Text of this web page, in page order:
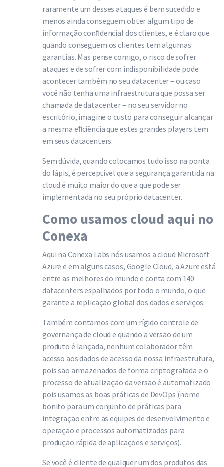
raramente um desses ataques é bem sucedido e
menos ainda conseguem obter algum tipo de
informação conﬁdencial dos clientes, e é claro que
quando conseguem os clientes tem algumas
garantias. Mas pense comigo, o risco de sofrer
ataques e de sofrer com indisponibilidade pode
acontecer também no seu datacenter – ou caso
você não tenha uma infraestrutura que possa ser
chamada de datacenter – no seu servidor no
escritório, imagine o custo para conseguir alcançar
a mesma eﬁciência que estes grandes players tem
em seus datacenters.
Sem dúvida, quando colocamos tudo isso na ponta
do lápis, é perceptível que a segurança garantida na
cloud é muito maior do que a que pode ser
implementada no seu próprio datacenter.
Como usamos cloud aqui no
Conexa
Aqui na Conexa Labs nós usamos a cloud Microsoft
Azure e em alguns casos, Google Cloud, a Azure está
entre as melhores do mundo e conta com 140
datacenters espalhados por todo o mundo, o que
garante a replicação global dos dados e serviços.
Também contamos com um rígido controle de
governança de cloud e quando a versão de um
produto é lançada, nenhum colaborador têm
acesso aos dados de acesso da nossa infraestrutura,
pois são armazenados de forma criptografada e o
processo de atualização da versão é automatizado
pois usamos as boas práticas de DevOps (nome
bonito para um conjunto de práticas para
integração entre as equipes de desenvolvimento e
operação e processos automatizados para
produção rápida de aplicações e serviços).
Se você é cliente de qualquer um dos produtos das